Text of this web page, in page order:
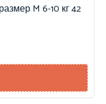
M 6-10 кг 42